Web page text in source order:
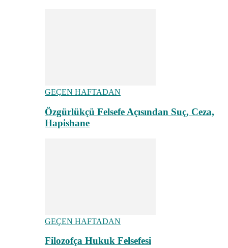
GEÇEN HAFTADAN
Özgürlükçü Felsefe Açısından Suç, Ceza,
Hapishane
GEÇEN HAFTADAN
Filozofça Hukuk Felsefesi